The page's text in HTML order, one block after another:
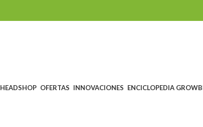
HEADSHOP OFERTAS INNOVACIONES ENCICLOPEDIA GROW